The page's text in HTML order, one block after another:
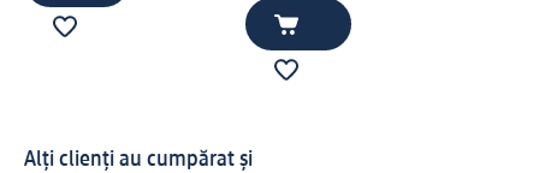
Alți clienți au cumpărat și